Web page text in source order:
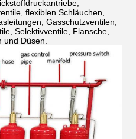
flexiblen Schläuchen,
Gasschutzventilen,
Selektivventile, Flansche,
und Düsen.